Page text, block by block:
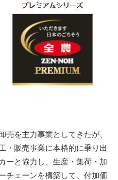
売を主力事業としてきたが、
・販売事業に本格的に乗り出
ーと協力し、生産・集荷・加
チェーンを構築して、付加価